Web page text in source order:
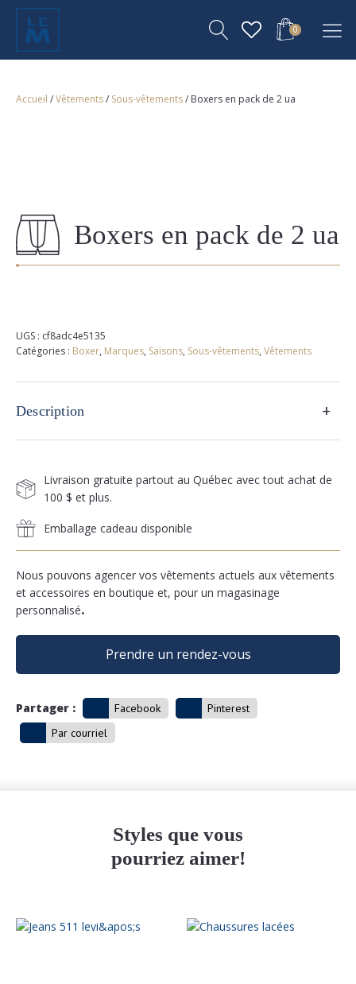
0
Accueil /Vêtements/ Sous-vêtements/ Boxers en pack de 2 ua
Boxers en pack de 2 ua
UGS : cf8adc4e5135
Catégories : Boxer, Marques, Saisons, Sous-vêtements, Vêtements
Description +
Livraison gratuite partout au Québec avec tout achat de
100 $ et plus.
Emballage cadeau disponible
Nous pouvons agencer vos vêtements actuels aux vêtements
et accessoires en boutique et, pour un magasinage
personnalisé.
Prendre un rendez-vous
Partager : Facebook
Pinterest
Par courriel
Styles que vous
pourriez aimer!